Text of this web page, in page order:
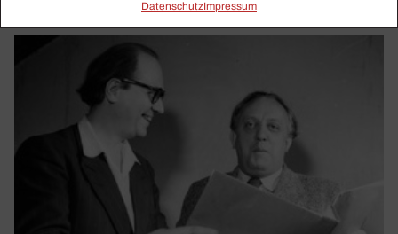
Daten­schutzImpressum